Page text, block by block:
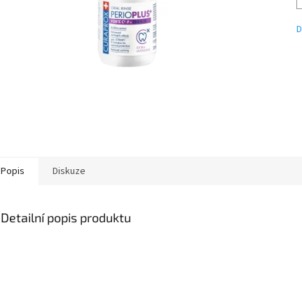
Popis Diskuze
Detailní popis produktu